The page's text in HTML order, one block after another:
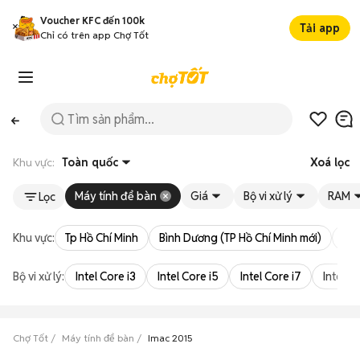
Voucher KFC đến 100k
Chỉ có trên app Chợ Tốt
Tải app
Khu vực: Toàn quốc Xoá lọc
Lọc Máy tính để bàn Giá Bộ vi xử lý RAM
Khu vực: Tp Hồ Chí Minh Bình Dương (TP Hồ Chí Minh mới)
Bộ vi xử lý: Intel Core i3 Intel Core i5 Intel Core i7 Intel
Chợ Tốt Máy tính để bàn Imac 2015